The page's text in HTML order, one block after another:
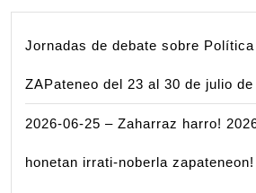
Jornadas de debate sobre
ZAPateneo del 23 al 30 de julio de
2026-06-25 – Zaharraz harro!
honetan irrati-noberla